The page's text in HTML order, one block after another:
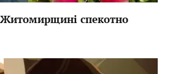
Житомирщині спекотно